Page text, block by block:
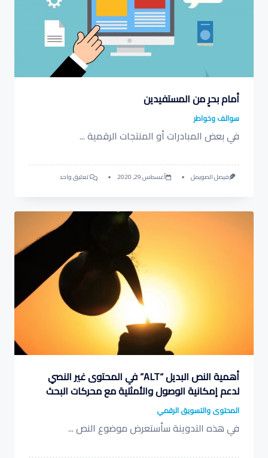
أمام بحرٍ من المستفيدين
سوالف وخواطر
في بعض المبادرات أو المنتجات الرقمية...
فيصل الصويمل أغسطس 29, 2020 تعليق واحد
المستفيدين
أهمية النص البديل “ALT” في المحتوى غير النصي
لدعم إمكانية الوصول والأمثلية مع محركات البحث
المحتوى والتسويق الرقمي
في هذه التدوينة سأستعرض موضوع النص...